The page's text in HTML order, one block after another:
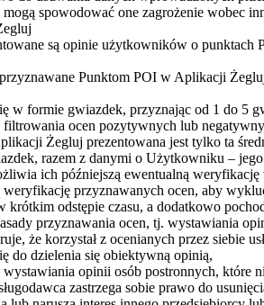
spowodować one zagrożenie wobec
są opinie użytkowników o punktach
Punktom POI w Aplikacji
formie gwiazdek, przyznając od 1 do 5
filtrowania ocen pozytywnych lub
Żegluj prezentowana jest tylko ta
razem z danymi o Użytkowniku –
ich późniejszą ewentualną
przyznawanych ocen, aby
odstępie czasu, a dodatkowo
przyznawania ocen, tj. wystawiania
że korzystał z ocenianych przez siebie
do dzielenia się obiektywną opinią,
opinii osób postronnych, które
zastrzega sobie prawo do